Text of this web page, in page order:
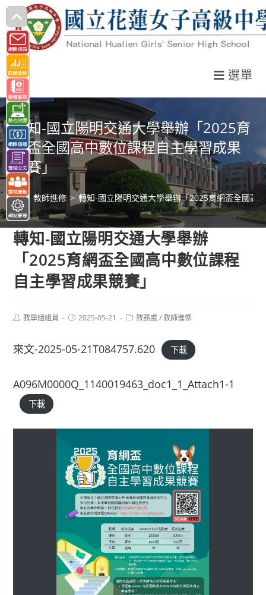
跳
轉
至
主
要
內
容
選單
轉知-國立陽明交通大學舉辦「2025育
網盃全國高中數位課程自主學習成果
競賽」
> 教師進修 > 轉知-國立陽明交通大學舉辦「2025育網盃全國高
轉知-國立陽明交通大學舉辦
「2025育網盃全國高中數位課程
自主學習成果競賽」
Post教學組組員
Post2025-05-21
Post教務處 / 教師進修
來文-2025-05-21T084757.620 下載
A096M0000Q_1140019463_doc1_1_Attach1-1
下載